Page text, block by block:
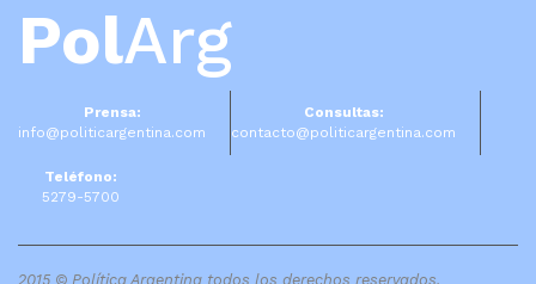
PolArg
Prensa:
info@politicargentina.com
Consultas:
contacto@politicargentina.com
Teléfono:
5279-5700
2015 © Política Argentina todos los derechos reservados.